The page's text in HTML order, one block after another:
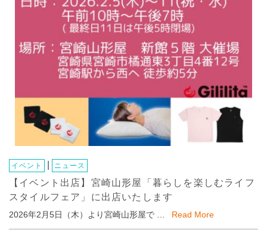
イベント ニュース
【イベント出店】宮崎山形屋「暮らしを楽しむライフ
スタイルフェア」に出店いたします
2026年2月5日（木）より宮崎山形屋で … Read More